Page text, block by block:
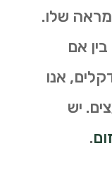
שלו.
אם
אנו
יש
.